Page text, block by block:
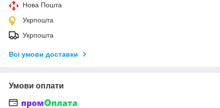
Нова Пошта
Укрпошта
Укрпошта
Всі умови доставки
Умови оплати